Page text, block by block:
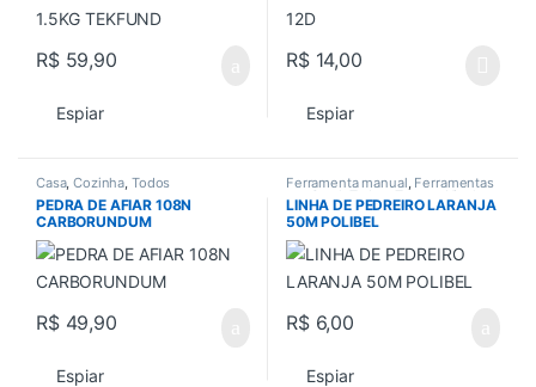
R$59,90
Espiar
R$14,00
Espiar
Casa,Cozinha Todos
PEDRA DE AFIAR 108N
CARBORUNDUM
R$49,90
Espiar
Ferramenta manual Ferramentas
em Geral Trena e Nivel
LINHA DE PEDREIRO LARANJA
50M POLIBEL
R$6,00
Espiar